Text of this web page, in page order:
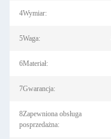
4Wymiar:
5Waga:
6Materiał:
7Gwarancja:
8Zapewniona obsługa
posprzedażna: